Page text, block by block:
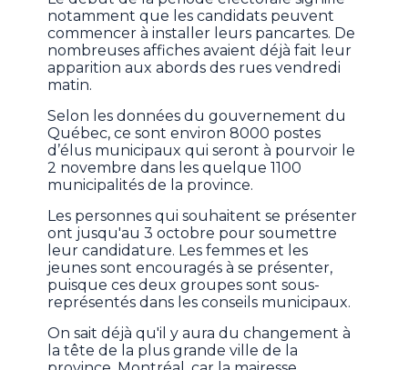
notamment que les candidats peuvent
commencer à installer leurs pancartes. De
nombreuses affiches avaient déjà fait leur
apparition aux abords des rues vendredi
matin.
Selon les données du gouvernement du
Québec, ce sont environ 8000 postes
d’élus municipaux qui seront à pourvoir le
2 novembre dans les quelque 1100
municipalités de la province.
Les personnes qui souhaitent se présenter
ont jusqu'au 3 octobre pour soumettre
leur candidature. Les femmes et les
jeunes sont encouragés à se présenter,
puisque ces deux groupes sont sous-
représentés dans les conseils municipaux.
On sait déjà qu'il y aura du changement à
la tête de la plus grande ville de la